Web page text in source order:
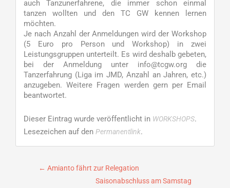
auch Tanzunerfahrene, die immer schon einmal
tanzen wollten und den TC GW kennen lernen
möchten.
Je nach Anzahl der Anmeldungen wird der Workshop
(5 Euro pro Person und Workshop) in zwei
Leistungsgruppen unterteilt. Es wird deshalb gebeten,
bei der Anmeldung unter info@tcgw.org die
Tanzerfahrung (Liga im JMD, Anzahl an Jahren, etc.)
anzugeben. Weitere Fragen werden gern per Email
beantwortet.
Dieser Eintrag wurde veröffentlicht in WORKSHOPS.
Lesezeichen auf den Permanentlink.
Beitragsnavigation
← Amianto fährt zur Relegation
Saisonabschluss am Samstag